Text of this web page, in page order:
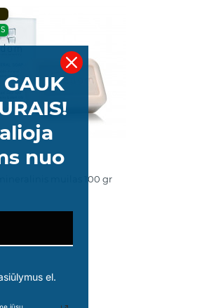
muilas 100 gr
GAUK
nuo
el.